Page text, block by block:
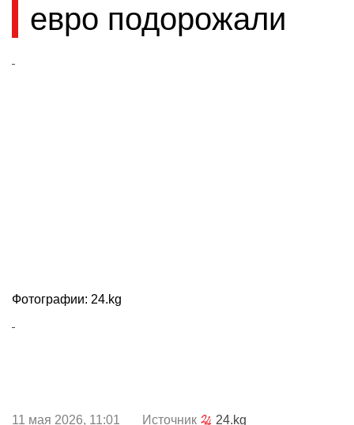
евро подорожали
Фотографии: 24.kg
11 мая 2026, 11:01 Источник
24.kg